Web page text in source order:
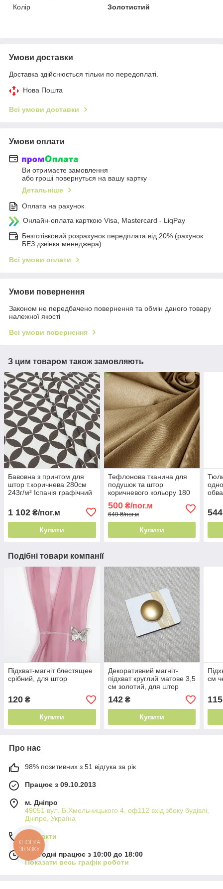
Колір
Золотистий
Умови доставки
Доставка здійснюється тільки по передоплаті.
Нова Пошта
Всі умови доставки
Умови оплати
Ви отримаєте замовлення
або гроші повернуться на вашу картку
Детальніше
Оплата на рахунок
Онлайн-оплата карткою Visa, Mastercard - LiqPay
Безготівковий розрахунок передплата від 20% (рахунок
БЕЗ дзвінка менеджера)
Всі умови оплати
Умови повернення
Законом не передбачено повернення та обмін даного товару
належної якості
Всі умови повернення
З цим товаром також замовляють
Бавовна з принтом для
штор т.коричнева 280см
243г/м² Іспанія графічний
1 102 ₴/пог.м
Купити
Тефлонова тканина для
подушок та штор
коричневого кольору 180
прання
500₴/пог.м
649 ₴/пог.м
Купити
544
Подібні товари компанії
Підхват-магніт блестящее
срібний, для штор
120 ₴
Купити
Декоративний магніт-
підхват круглий матове 3,5
см золотий, для штор
142₴
Купити
см
115
Про нас
98% позитивних з 51 відгука за рік
Працює з 09.10.2013
м. Дніпро
49051 вул. Б.Хмельницького 4, оф112 вхід збоку будівлі,
Дніпро, Україна
Контакти
Сьогодні працює з 10:00 до 18:00
Показати весь графік роботи